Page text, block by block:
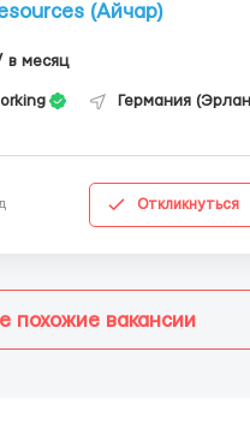
(Айчар)
в месяц
Откликнуться
похожие вакансии